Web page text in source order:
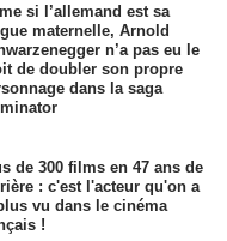
si l’allemand est sa
maternelle, Arnold
n’a pas eu le
de doubler son propre
dans la saga
de 300 films en 47 ans de
: c'est l'acteur qu'on a
vu dans le cinéma
!